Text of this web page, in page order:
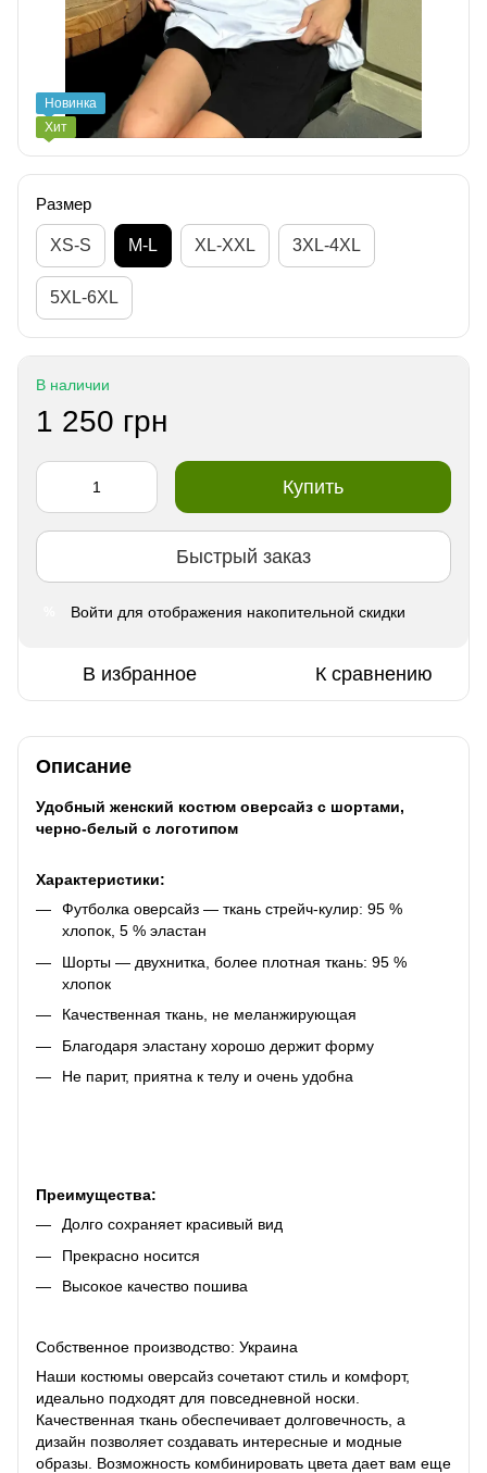
Новинка
Хит
Размер
XS-S M-L XL-XXL 3XL-4XL
5XL-6XL
В наличии
1 250 грн
Купить
Быстрый заказ
Войти для отображения накопительной скидки
В избранное К сравнению
Описание
Удобный женский костюм оверсайз с шортами,
черно-белый с логотипом
Характеристики:
Футболка оверсайз — ткань стрейч-кулир: 95 %
хлопок, 5 % эластан
Шорты — двухнитка, более плотная ткань: 95 %
хлопок
Качественная ткань, не меланжирующая
Благодаря эластану хорошо держит форму
Не парит, приятна к телу и очень удобна
Преимущества:
Долго сохраняет красивый вид
Прекрасно носится
Высокое качество пошива
Собственное производство: Украина
Наши костюмы оверсайз сочетают стиль и комфорт,
идеально подходят для повседневной носки.
Качественная ткань обеспечивает долговечность, а
дизайн позволяет создавать интересные и модные
образы. Возможность комбинировать цвета дает вам еще